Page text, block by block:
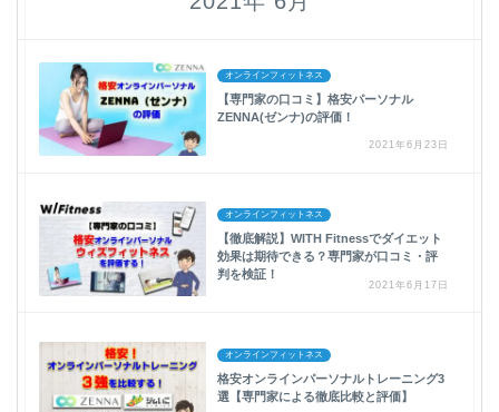
オンラインフィットネス
【専門家の口コミ】格安パーソナル
ZENNA(ゼンナ)の評価！
2021年6月23日
オンラインフィットネス
【徹底解説】WITH Fitnessでダイエット
効果は期待できる？専門家が口コミ・評
判を検証！
2021年6月17日
オンラインフィットネス
格安オンラインパーソナルトレーニング3
選【専門家による徹底比較と評価】